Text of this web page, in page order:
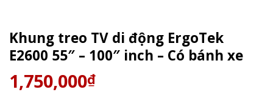
Khung treo TV di động ErgoTek
E2600 55″ – 100″ inch – Có bánh xe
1,750,000₫